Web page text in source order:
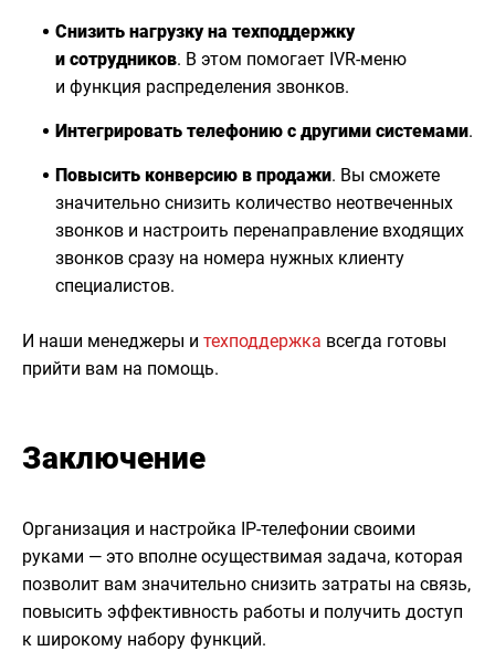
Снизить нагрузку на техподдержку
и сотрудников. В этом помогает IVR-меню
и функция распределения звонков.
Интегрировать телефонию с другими системами.
Повысить конверсию в продажи. Вы сможете
значительно снизить количество неотвеченных
звонков и настроить перенаправление входящих
звонков сразу на номера нужных клиенту
специалистов.
И наши менеджеры и техподдержка всегда готовы
прийти вам на помощь.
Заключение
Организация и настройка IP-телефонии своими
руками — это вполне осуществимая задача, которая
позволит вам значительно снизить затраты на связь,
повысить эффективность работы и получить доступ
к широкому набору функций.